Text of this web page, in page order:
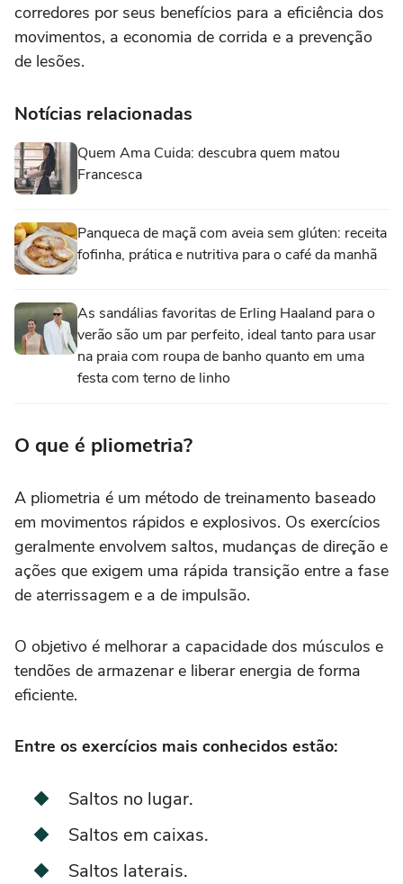
corredores por seus benefícios para a eficiência dos
movimentos, a economia de corrida e a prevenção
de lesões.
Notícias relacionadas
Quem Ama Cuida: descubra quem matou
Francesca
Panqueca de maçã com aveia sem glúten: receita
fofinha, prática e nutritiva para o café da manhã
As sandálias favoritas de Erling Haaland para o
verão são um par perfeito, ideal tanto para usar
na praia com roupa de banho quanto em uma
festa com terno de linho
O que é pliometria?
A pliometria é um método de treinamento baseado
em movimentos rápidos e explosivos. Os exercícios
geralmente envolvem saltos, mudanças de direção e
ações que exigem uma rápida transição entre a fase
de aterrissagem e a de impulsão.
O objetivo é melhorar a capacidade dos músculos e
tendões de armazenar e liberar energia de forma
eficiente.
Entre os exercícios mais conhecidos estão:
Saltos no lugar.
Saltos em caixas.
Saltos laterais.